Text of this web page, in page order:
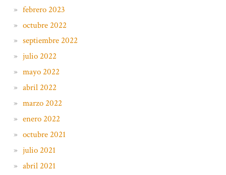
febrero 2023
octubre 2022
septiembre 2022
julio 2022
mayo 2022
abril 2022
marzo 2022
enero 2022
octubre 2021
julio 2021
abril 2021